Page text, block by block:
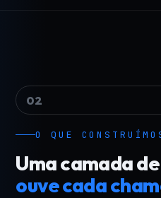
02
O QUE
Uma camada
ouve cada